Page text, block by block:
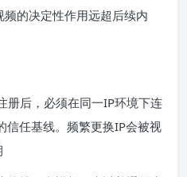
频的决定性作用远超后续内
册后，必须在同一IP环境下连
信任基线。频繁更换IP会被视